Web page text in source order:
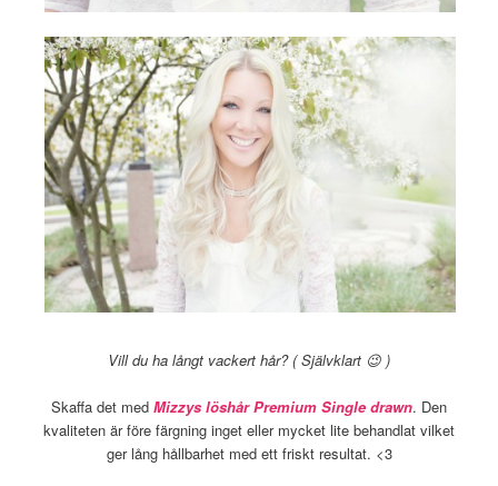
Vill du ha långt vackert hår? ( Självklart 😉 )
Skaffa det med Mizzys löshår Premium Single drawn. Den
kvaliteten är före färgning inget eller mycket lite behandlat vilket
ger lång hållbarhet med ett friskt resultat. <3